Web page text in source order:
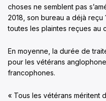
choses ne semblent pas
2018, son bureau a déjà
toutes les plaintes reçues au
En moyenne, la durée de
pour les vétérans
francophones.
« Tous les vétérans méritent